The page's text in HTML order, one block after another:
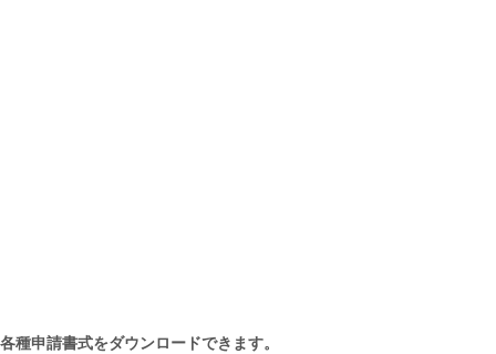
各種申請書式をダウンロードできます。